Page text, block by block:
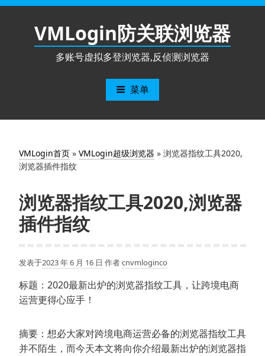
跳
VMLogin防关联浏览器
多账号虚拟多登浏览器,反侦测浏览器
菜单
VMLogin首页 » VMLogin超级浏览器 » 浏览器指纹工具2020,
浏览器插件指纹
浏览器指纹工具2020,浏览器
插件指纹
发表于2023 年 6 月 16 日 作者cnvmloginco
标题：2020最新出炉的浏览器指纹工具，让跨境电商
运营更得心应手！
摘要：想必大家对跨境电商运营必备的浏览器指纹工具
并不陌生，而今天本文将向你介绍最新出炉的浏览器指